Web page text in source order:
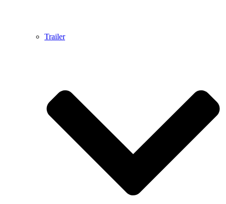
Trailer